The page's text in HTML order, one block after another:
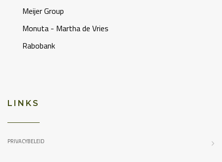
Meijer Group
Monuta - Martha de Vries
Rabobank
LINKS
PRIVACYBELEID